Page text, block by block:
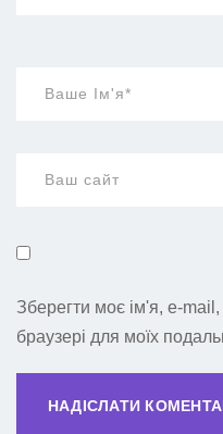
Зберегти моє ім'я, e-
браузері для моїх